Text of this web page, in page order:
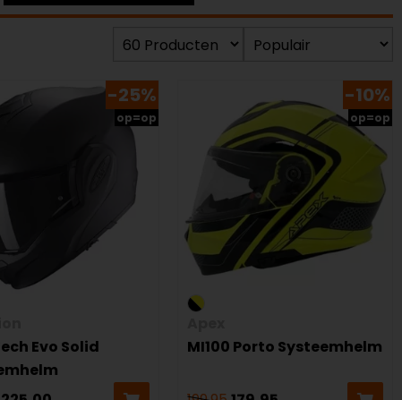
-25%
op=op
Evo Solid
-10%
op=op
MI100 Porto Systeemhelm